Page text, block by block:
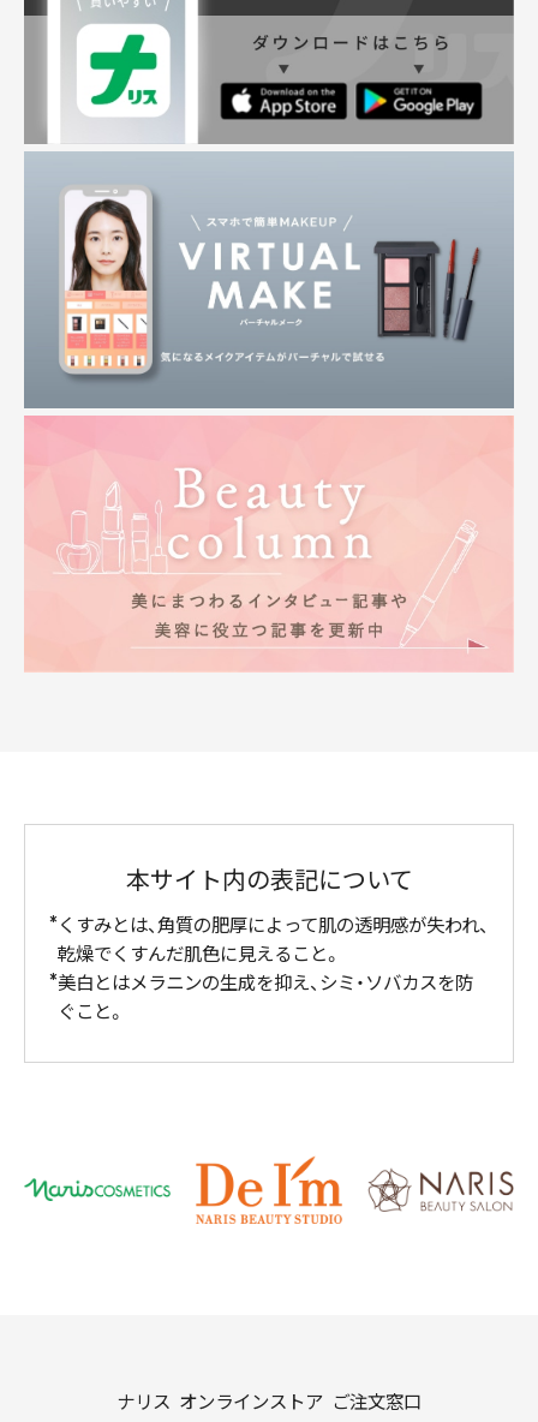
本サイト内の表記について
くすみとは、角質の肥厚によって肌の透明感が失われ、
乾燥でくすんだ肌色に見えること。
美白とはメラニンの生成を抑え、シミ・ソバカスを防
ぐこと。
ナリス オンラインストア ご注文窓口